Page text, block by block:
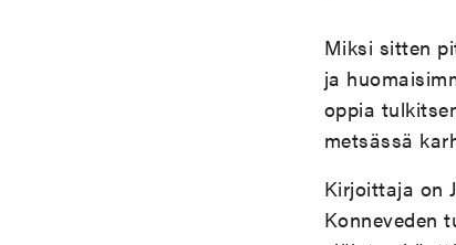
Miksi sitten
ja
oppia
metsässä
Kirjoittaja on
Konneveden